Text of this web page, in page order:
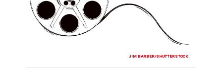
JIM BARBER/SHUTTERSTOCK